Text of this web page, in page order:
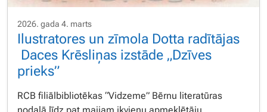
2026. gada 4. marts
Ilustratores un zīmola Dotta radītājas
Daces Krēsliņas izstāde „Dzīves
prieks”
RCB filiālbibliotēkas “Vidzeme” Bērnu literatūras